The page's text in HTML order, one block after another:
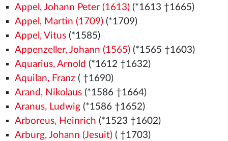
Appel, Johann Peter (1613)(*1613 †1665)
Appel, Martin (1709)(*1709)
Appel, Vitus(*1585)
Appenzeller, Johann (1565)(*1565 †1603)
Aquarius, Arnold (*1612 †1632)
Aquilan, Franz ( †1690)
Arand, Nikolaus(*1586 †1664)
Aranus, Ludwig(*1586 †1652)
Arboreus, Heinrich (*1523 †1602)
Arburg, Johann (Jesuit)( †1703)